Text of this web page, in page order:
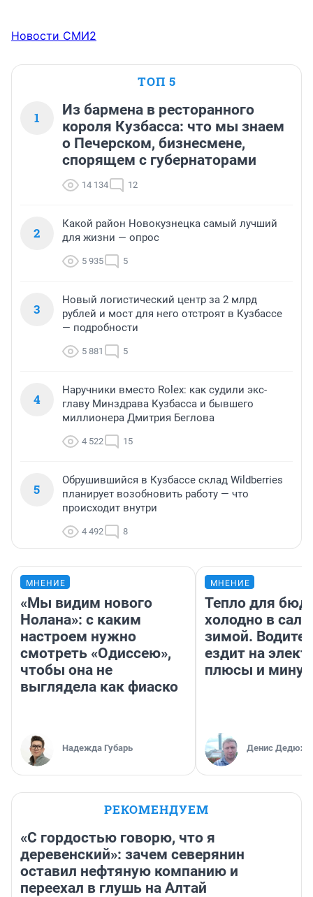
Новости СМИ2
ТОП 5
1
Из бармена в ресторанного
короля Кузбасса: что мы знаем
о Печерском, бизнесмене,
спорящем с губернаторами
14 134 12
2
Какой район Новокузнецка самый лучший
для жизни — опрос
5 935 5
3
Новый логистический центр за 2 млрд
рублей и мост для него отстроят в Кузбассе
— подробности
5 881 5
4
Наручники вместо Rolex: как судили экс-
главу Минздрава Кузбасса и бывшего
миллионера Дмитрия Беглова
4 522 15
5
Обрушившийся в Кузбассе склад Wildberries
планирует возобновить работу — что
происходит внутри
4 492 8
МНЕНИЕ
«Мы видим нового
Нолана»: с каким
настроем нужно
смотреть «Одиссею»,
чтобы она не
выглядела как фиаско
Надежда Губарь
МНЕНИЕ
Тепло для
холодно в
зимой.
ездит на
плюсы и
Денис
РЕКОМЕНДУЕМ
«С гордостью говорю, что я
деревенский»: зачем северянин
оставил нефтяную компанию и
переехал в глушь на Алтай